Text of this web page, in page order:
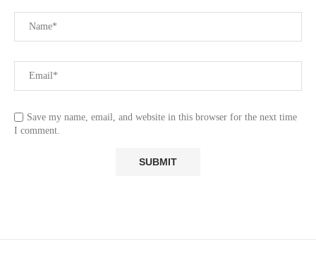
Save my name, email, and website in this browser for the next time
I comment.